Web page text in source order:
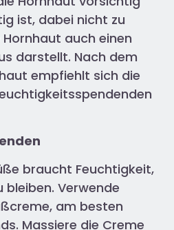
ist, dabei nicht zu
auch einen
darstellt. Nach dem
empfiehlt sich die
braucht Feuchtigkeit,
Verwende
am besten
Massiere die Creme